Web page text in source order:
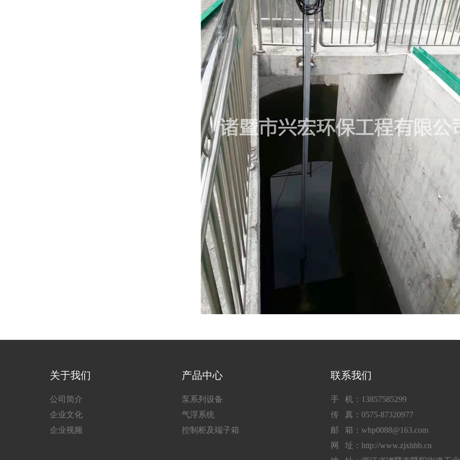
关于我们
公司简介
企业文化
企业视频
产品中心
泵系列设备
气浮系统
控制柜及端子箱
联系我们
手 机：13857585299
传 真：0575-87320977
邮 箱：whp0088@163.com
网 址：http://www.zjxhhb.cn